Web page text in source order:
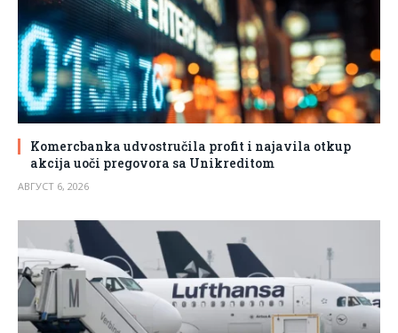
Komercbanka udvostručila profit i najavila otkup
akcija uoči pregovora sa Unikreditom
АВГУСТ 6, 2026